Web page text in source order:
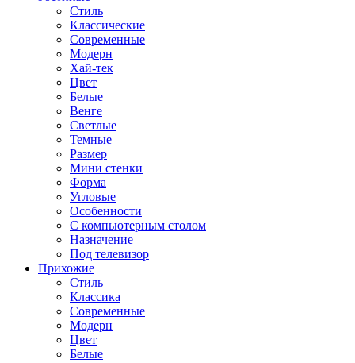
Стиль
Классические
Современные
Модерн
Хай-тек
Цвет
Белые
Венге
Светлые
Темные
Размер
Мини стенки
Форма
Угловые
Особенности
С компьютерным столом
Назначение
Под телевизор
Прихожие
Стиль
Классика
Современные
Модерн
Цвет
Белые